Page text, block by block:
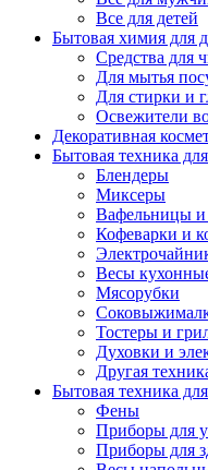
Все для детей
Бытовая химия для
Средства для
Для мытья
Для стирки и
Освежители
Декоративная
Бытовая техника
Блендеры
Миксеры
Вафельницы
Кофеварки и
Весы
Мясорубки
Тостеры и
Духовки и
Другая
Бытовая техника
Фены
Приборы для
Приборы для